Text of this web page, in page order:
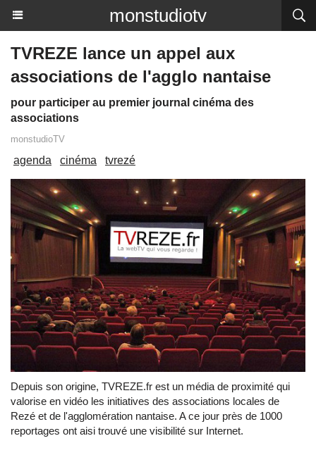
monstudiotv
TVREZE lance un appel aux
associations de l'agglo nantaise
pour participer au premier journal cinéma des
associations
monstudioTV
agenda cinéma tvrezé
Depuis son origine, TVREZE.fr est un média de proximité qui
valorise en vidéo les initiatives des associations locales de
Rezé et de l'agglomération nantaise. A ce jour près de 1000
reportages ont aisi trouvé une visibilité sur Internet.